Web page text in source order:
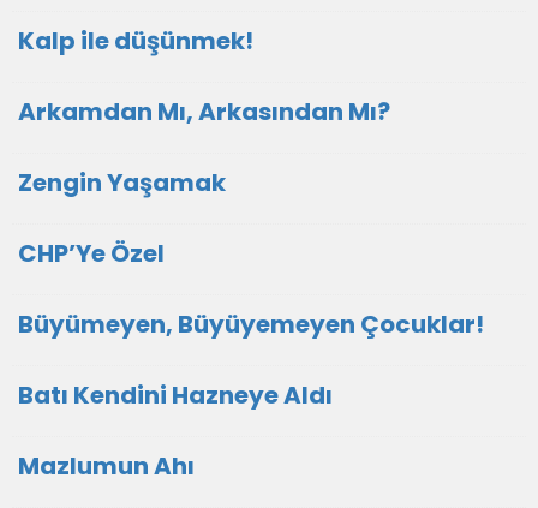
Kalp ile düşünmek!
Arkamdan Mı, Arkasından Mı?
Zengin Yaşamak
CHP’Ye Özel
Büyümeyen, Büyüyemeyen Çocuklar!
Batı Kendini Hazneye Aldı
Mazlumun Ahı